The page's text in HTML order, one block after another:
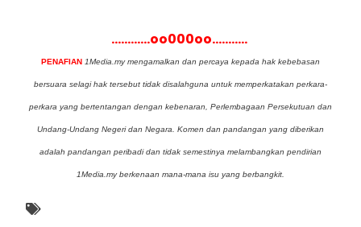
............oo000oo...........
PENAFIAN 1Media.my mengamalkan dan percaya kepada hak kebebasan
bersuara selagi hak tersebut tidak disalahguna untuk memperkatakan perkara-
perkara yang bertentangan dengan kebenaran, Perlembagaan Persekutuan dan
Undang-Undang Negeri dan Negara. Komen dan pandangan yang diberikan
adalah pandangan peribadi dan tidak semestinya melambangkan pendirian
1Media.my berkenaan mana-mana isu yang berbangkit.